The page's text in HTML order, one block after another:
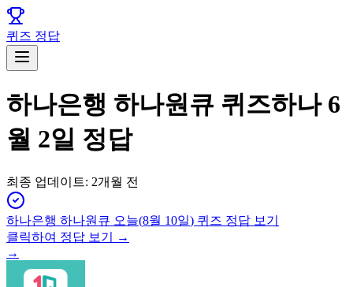
퀴즈 정답
하나은행 하나원큐 퀴즈하나 6
월 2일 정답
최종 업데이트: 2개월 전
하나은행 하나원큐 오늘(8월 10일) 퀴즈 정답 보기
클릭하여 정답 보기 →
→